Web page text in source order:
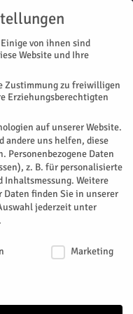
2006
haben leider in der
verpasst. Aber es bleibt
Mit dabei war damals
von ihnen sind
Website und Ihre
Zustimmung zu freiwilligen
Erziehungsberechtigten
auf unserer Website.
andere uns helfen, diese
Personenbezogene Daten
z. B. für personalisierte
Inhaltsmessung. Weitere
finden Sie in unserer
jederzeit unter
Marketing